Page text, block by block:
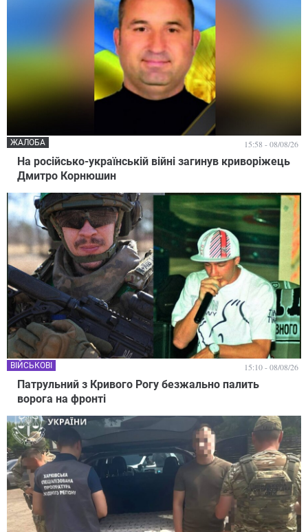
На російсько-українській війні загинув криворіжець
Дмитро Корнюшин
ЖАЛОБА 15:58 - 08/08/26
Патрульний з Кривого Рогу безжально палить
ворога на фронті
ВІЙСЬКОВІ 15:10 - 08/08/26